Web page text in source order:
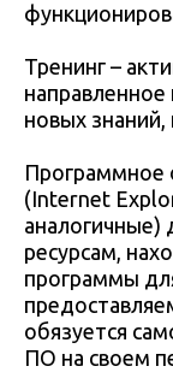
Тренинг –
новых
Программное
(Internet
ресурсам,
программы
обязуется
ПО на своем